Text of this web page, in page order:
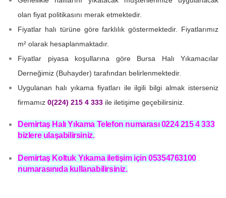
olan fiyat politikasını merak etmektedir.
Fiyatlar halı türüne göre farklılık göstermektedir. Fiyatlarımız
m² olarak hesaplanmaktadır.
Fiyatlar piyasa koşullarına göre Bursa Halı Yıkamacılar
Derneğimiz (Buhayder) tarafından belirlenmektedir.
Uygulanan halı yıkama fiyatları ile ilgili bilgi almak isterseniz
firmamız 0(224) 215 4 333 ile iletişime geçebilirsiniz.
Demirtaş Halı Yıkama Telefon numarası 0224 215 4 333
bizlere ulaşabilirsiniz.
Demirtaş Koltuk Yıkama iletişim için 05354763100
numarasınıda kullanabilirsiniz.